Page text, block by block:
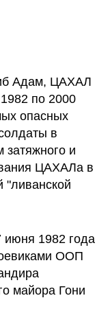
Адам, ЦАХАЛ
по 2000
опасных
в
и
ЦАХАЛа в
1982 года
ООП
майора Гони